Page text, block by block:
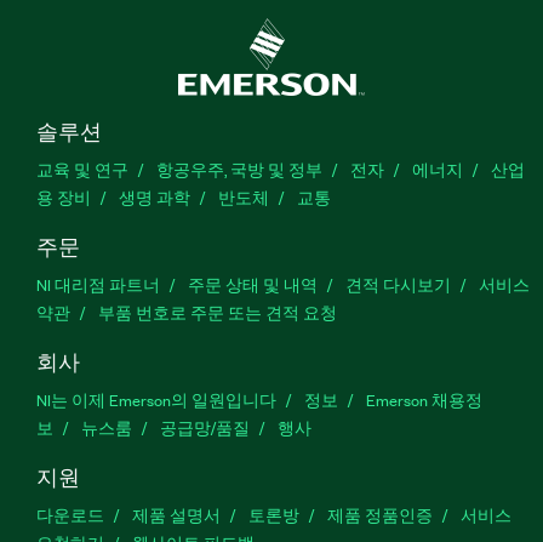
솔루션
교육 및 연구 항공우주, 국방 및 정부 전자 에너지
산업
용 장비
생명 과학 반도체 교통
주문
NI 대리점 파트너 주문 상태 및 내역 견적 다시보기
서비스
약관
부품 번호로 주문 또는 견적 요청
회사
NI는 이제 Emerson의 일원입니다 정보
Emerson 채용정
보
뉴스룸 공급망/품질 행사
지원
다운로드 제품 설명서 토론방 제품 정품인증
서비스